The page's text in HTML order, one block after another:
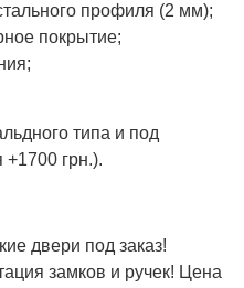
профиля (2 мм);
покрытие;
типа и под
грн.).
двери под заказ!
замков и ручек! Цена